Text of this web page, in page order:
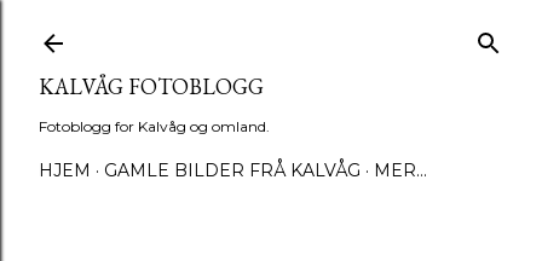
KALVÅG FOTOBLOGG
Fotoblogg for Kalvåg og omland.
HJEM GAMLE BILDER FRÅ KALVÅG MER…